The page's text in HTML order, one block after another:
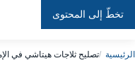
تخطّ إلى المحتوى
RepairIn Home
الرئيسية تصليح ثلاجات هيتاشي في